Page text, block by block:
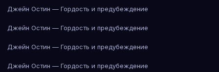
Джейн Остин — Гордость и предубеждение
Джейн Остин — Гордость и предубеждение
Джейн Остин — Гордость и предубеждение
Джейн Остин — Гордость и предубеждение